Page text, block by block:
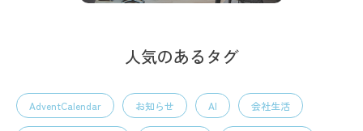
人気のあるタグ
AdventCalendar お知らせ AI 会社生活